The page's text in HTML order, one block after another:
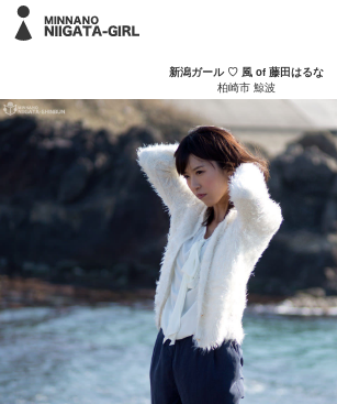
新潟ガール ♡ 風 of 藤田はるな
柏崎市 鯨波